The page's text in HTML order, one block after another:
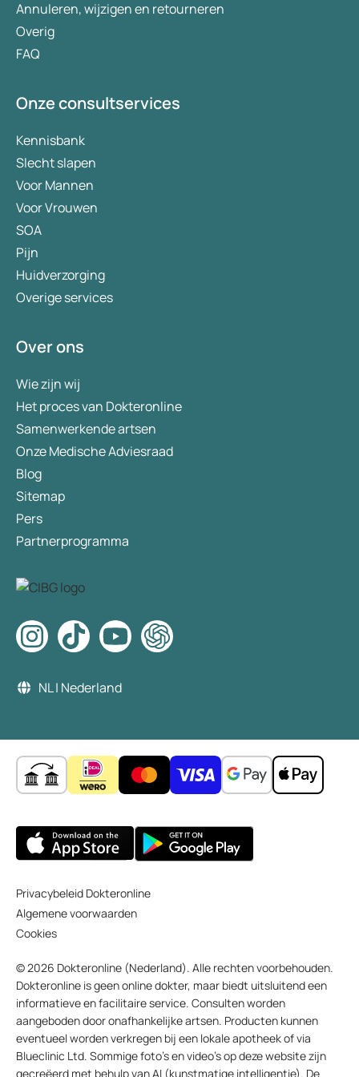
Annuleren, wijzigen en retourneren
Overig
FAQ
Onze consultservices
Kennisbank
Slecht slapen
Voor Mannen
Voor Vrouwen
SOA
Pijn
Huidverzorging
Overige services
Over ons
Wie zijn wij
Het proces van Dokteronline
Samenwerkende artsen
Onze Medische Adviesraad
Blog
Sitemap
Pers
Partnerprogramma
NL | Nederland
Privacybeleid Dokteronline
Algemene voorwaarden
Cookies
© 2026 Dokteronline (Nederland). Alle rechten voorbehouden.
Dokteronline is geen online dokter, maar biedt uitsluitend een
informatieve en facilitaire service. Consulten worden
aangeboden door onafhankelijke artsen. Producten kunnen
eventueel worden verkregen bij een lokale apotheek of via
Blueclinic Ltd. Sommige foto’s en video’s op deze website zijn
gecreëerd met behulp van AI (kunstmatige intelligentie). De